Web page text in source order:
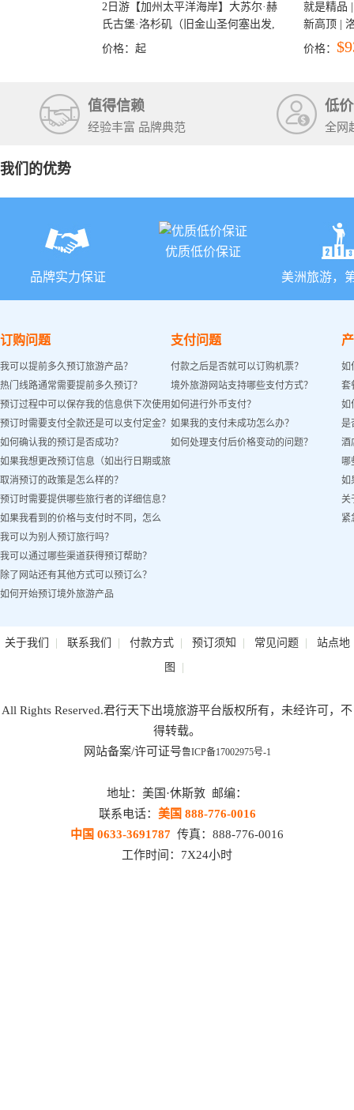
2日游【加州太平洋海岸】大苏尔·赫
氏古堡·洛杉矶（旧金山圣何塞出发,
洛杉矶结束）
价格： 起
就是精品
新高顶 |
彩穴+马
价格：
值得信赖
经验丰富 品牌典范
低
全网
我们的优势
品牌实力保证
优质低价保证
美洲旅游，
订购问题
我可以提前多久预订旅游产品？
热门线路通常需要提前多久预订？
预订过程中可以保存我的信息供下次使用
吗？
预订时需要支付全款还是可以支付定金？
如何确认我的预订是否成功？
如果我想更改预订信息（如出行日期或旅
客姓名）怎么办？
取消预订的政策是怎么样的？
预订时需要提供哪些旅行者的详细信息？
如果我看到的价格与支付时不同，怎么
办？
我可以为别人预订旅行吗？
我可以通过哪些渠道获得预订帮助？
除了网站还有其他方式可以预订么？
如何开始预订境外旅游产品
支付问题
付款之后是否就可以订购机票？
境外旅游网站支持哪些支付方式？
如何进行外币支付？
如果我的支付未成功怎么办？
如何处理支付后价格变动的问题？
如
套
如
是
酒
哪
如
关
紧
关于我们 | 联系我们 | 付款方式| 预订须知 | 常见问题| 站点地
图 |
All Rights Reserved.君行天下出境旅游平台版权所有，未经许可，不
得转载。
网站备案/许可证号鲁ICP备17002975号-1
地址：美国·休斯敦 邮编：
联系电话： 美国 888-776-0016
中国 0633-3691787 传真：888-776-0016
工作时间：7X24小时